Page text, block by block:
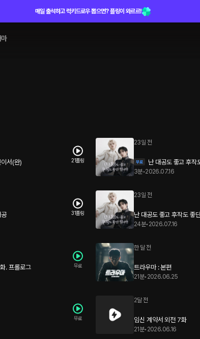
매일 출석하고 럭키드로우 뽑으면? 플링이 와르르!
서(완) 21플링
23일 전
난 대공도 좋고 후작
3분•2026.07.16
31플링
23일 전
난 대공도 좋고 후작도 좋
24분• 2026.07.16
. 프롤로그 무료
한 달 전
트라우마 : 본편
21분• 2026.06.25
무료
2달 전
임신 계약서 외전 7화
21분• 2026.06.16